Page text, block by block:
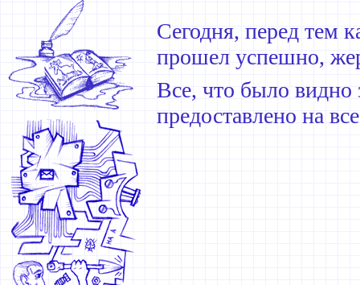
Сегодня, перед тем
прошел успешно,
Все, что было видно
предоставлено на